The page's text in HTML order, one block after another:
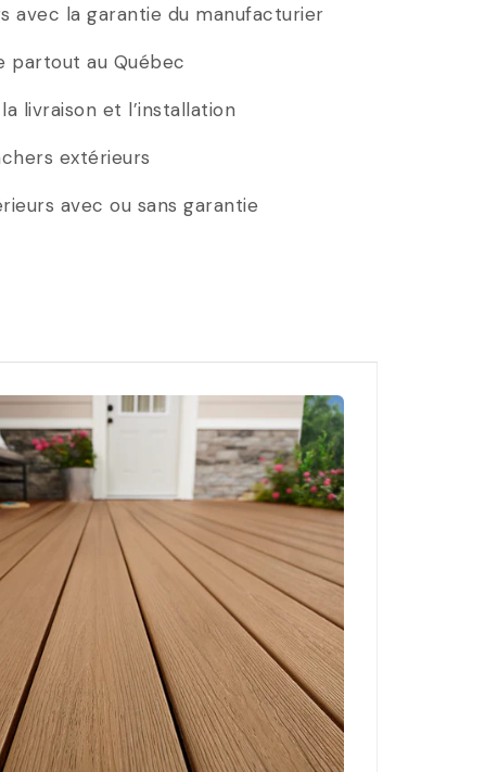
avec la garantie du manufacturier
partout au Québec
livraison et l’installation
extérieurs
avec ou sans garantie